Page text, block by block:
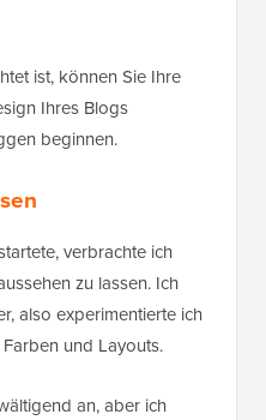
ist, können Sie Ihre
Ihres Blogs
beginnen.
verbrachte ich
zu lassen. Ich
also experimentierte ich
und Layouts.
an, aber ich